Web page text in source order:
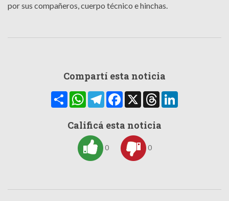
por sus compañeros, cuerpo técnico e hinchas.
Compartí esta noticia
CompartirWhatsAppTelegramFacebook
X Threads
Calificá esta noticia
0 0